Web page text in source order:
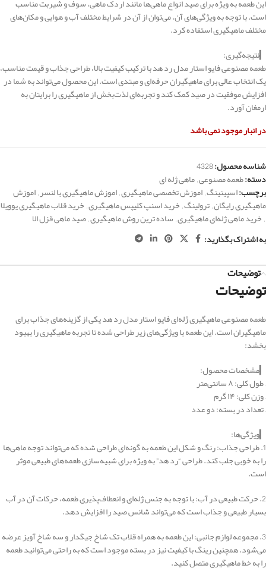
این طعمه به ویژه برای صید انواع ماهی‌ها مانند اردک ماهی، سوف و شیربت مناسب
است. با توجه به ویژگی‌های آن، می‌توان از آن در شرایط مختلف آب و هوایی و مکان‌های
مختلف ماهیگیری استفاده کرد.
▎نتیجه‌گیری:
طعمه مصنوعی فایو استار مدل رد هد با ترکیب کیفیت بالا، طراحی جذاب و قیمت مناسب،
یک انتخاب عالی برای ماهیگیران حرفه‌ای و مبتدی است. این محصول می‌تواند به شما در
افزایش موفقیت در صید کمک کند و تجربه‌ای لذت‌بخش از ماهیگیری را برایتان به
ارمغان آورد.
در انبار موجود نمی باشد
شناسه محصول:4328
دسته:طعمه مصنوعی,ماهی ژله ای
برچسب:اسپینینگ,اموزش تخصصی ماهیگیری,اموزش ماهیگیری با لنسر,اموزش
ماهیگیری رایگان,ترولینگ,خرید اسنپ کلیپس ماهیگیری,خرید قلاب ماهیگیری یوویلا
,خرید ماهی ژله‌ای ماهیگیری,ساده ترین روش ماهیگیری,صید ماهی قزل الا
به اشتراک بگذارید:
توضیحات
توضیحات
طعمه مصنوعی ماهیگیری ژله‌ای فایو استار مدل رد هد یکی از گزینه‌های جذاب برای
ماهیگیران است. این طعمه با ویژگی‌های زیر طراحی شده تا تجربه ماهیگیری را بهبود
بخشد:
▎مشخصات محصول:
– طول کلی: ۸ سانتی‌متر
– وزن کلی: ۱۴ گرم
– تعداد در بسته: دو عدد
▎ویژگی‌ها:
1. طراحی جذاب: رنگ و شکل این طعمه به گونه‌ای طراحی شده که می‌تواند توجه ماهی‌ها
را به خوبی جلب کند. طراحی “رد هد” به ویژه برای شبیه‌سازی طعمه‌های طبیعی موثر
است.
2. حرکت طبیعی در آب: با توجه به جنس ژله‌ای و انعطاف‌پذیری طعمه، حرکات آن در آب
بسیار طبیعی و جذاب است که می‌تواند شانس صید را افزایش دهد.
3. مجموعه لوازم جانبی: این طعمه به همراه قلاب تک شاخ جیگدار و سه شاخ آویز عرضه
می‌شود. همچنین رینگ با کیفیت نیز در بسته موجود است که به راحتی می‌توانید طعمه
را به خط ماهیگیری متصل کنید.